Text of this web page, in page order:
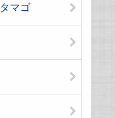
マゴ